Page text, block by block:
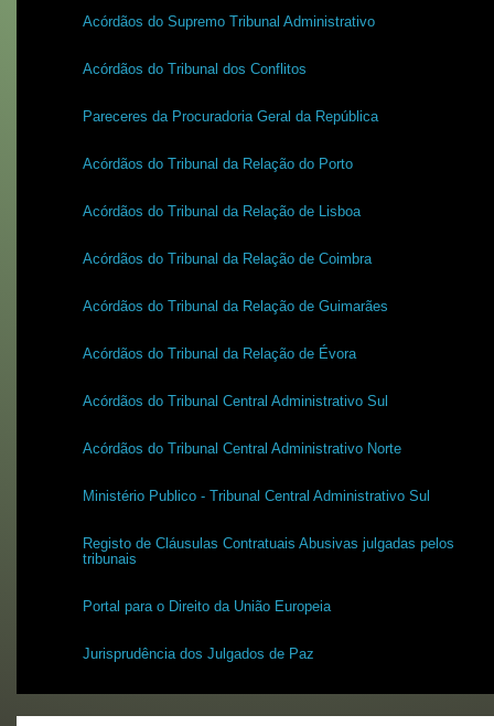
Acórdãos do Supremo Tribunal Administrativo
Acórdãos do Tribunal dos Conflitos
Pareceres da Procuradoria Geral da República
Acórdãos do Tribunal da Relação do Porto
Acórdãos do Tribunal da Relação de Lisboa
Acórdãos do Tribunal da Relação de Coimbra
Acórdãos do Tribunal da Relação de Guimarães
Acórdãos do Tribunal da Relação de Évora
Acórdãos do Tribunal Central Administrativo Sul
Acórdãos do Tribunal Central Administrativo Norte
Ministério Publico - Tribunal Central Administrativo Sul
Registo de Cláusulas Contratuais Abusivas julgadas pelos
tribunais
Portal para o Direito da União Europeia
Jurisprudência dos Julgados de Paz